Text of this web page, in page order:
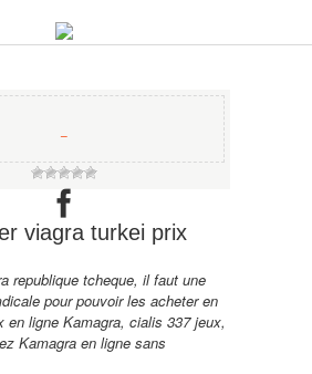
−
viagra turkei prix
republique tcheque, il faut une
pour pouvoir les acheter en
en ligne Kamagra, cialis 337 jeux,
Kamagra en ligne sans